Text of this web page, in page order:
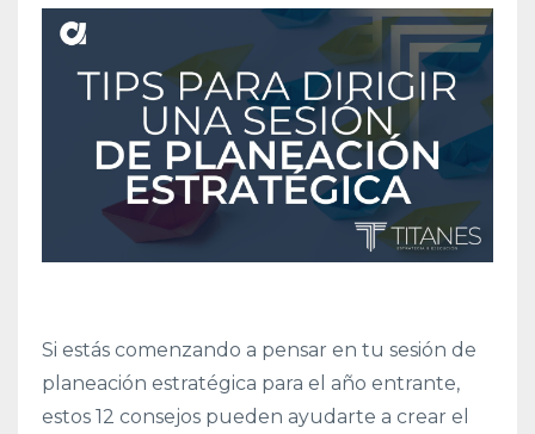
Si estás comenzando a pensar en tu sesión de
planeación estratégica para el año entrante,
estos 12 consejos pueden ayudarte a crear el